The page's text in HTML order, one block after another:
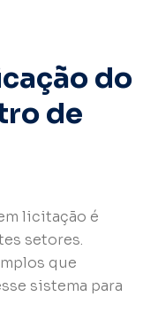
do
de
licitação é
setores.
que
sistema para